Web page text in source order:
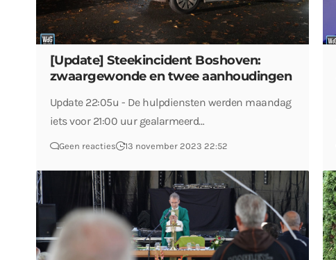
[Update] Steekincident Boshoven:
zwaargewonde en twee aanhoudingen
Update 22:05u - De hulpdiensten werden maandag
iets voor 21:00 uur gealarmeerd…
Geen reacties 13 november 2023 22:52